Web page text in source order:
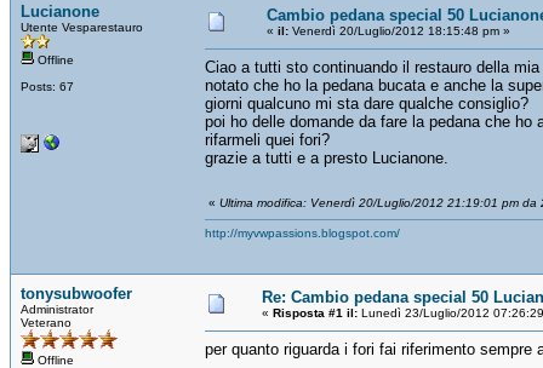
Lucianone
Utente Vesparestauro
Offline
Posts: 67
Cambio pedana special 50
« il: Venerdì 20/Luglio/2012 18:15:48 pm »
Ciao a tutti sto continuando il restauro della
notato che ho la pedana bucata e anche la
giorni qualcuno mi sta dare qualche consiglio?
poi ho delle domande da fare la pedana che
rifarmeli quei fori?
grazie a tutti e a presto Lucianone.
« Ultima modifica: Venerdì 20/Luglio/2012 21:19:01 pm da
http://myvwpassions.blogspot.com/
tonysubwoofer
Administrator
Veterano
Offline
Re: Cambio pedana special 50
« Risposta #1 il: Lunedì 23/Luglio/2012
per quanto riguarda i fori fai riferimento sempre